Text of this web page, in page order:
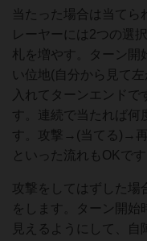
当たった場合は当てら
レーヤーには2つの選
札を増やす。ターン開
い位地(自分から見て
入れてターンエンド
す。連続で当たれば何
す。攻撃→(当てる)→
といった流れもOKです
攻撃をしてはずした場
をします。ターン開始
見えるようにして、